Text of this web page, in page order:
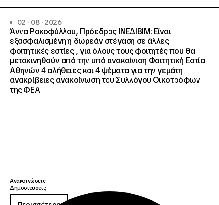
02 · 08 · 2026
Άννα Ροκοφύλλου, Πρόεδρος ΙΝΕΔΙΒΙΜ: Είναι
εξασφαλισμένη η δωρεάν στέγαση σε άλλες
φοιτητικές εστίες , για όλους τους φοιτητές που θα
μετακινηθούν από την υπό ανακαίνιση Φοιτητική Εστία
Αθηνών 4 αλήθειες και 4 ψέματα για την γεμάτη
ανακρίβειες ανακοίνωση του Συλλόγου Οικοτρόφων
της ΦΕΑ
Ανακοινώσεις
Δημοσιεύσεις